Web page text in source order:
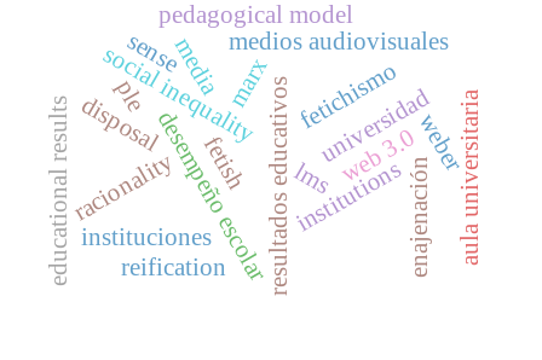
universidad
fetichismo
resultados educativos
desempeño escolar
social inequality
racionality
weber
institutions
instituciones
fetish
disposal
reification enajenación
marx
educational results
media medios audiovisuales
ple
lmsweb 3.0
pedagogical model
aula universitaria
sense